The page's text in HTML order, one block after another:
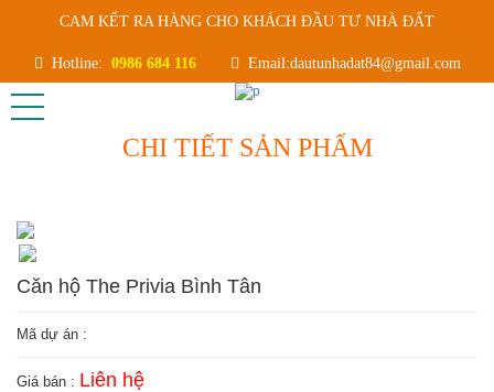
CAM KẾT RA HÀNG CHO KHÁCH ĐẦU TƯ NHÀ ĐẤT
Hotline: 0986 684 116 Email:dautunhadat84@gmail.com
CHI TIẾT SẢN PHẨM
Căn hộ The Privia Bình Tân
Mã dự án :
Giá bán : Liên hệ